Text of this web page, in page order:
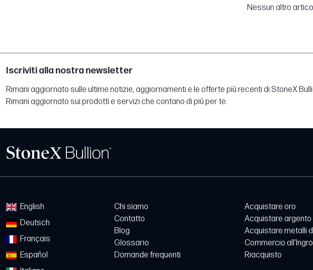
Nessun altro
Iscriviti alla nostra newsletter
Rimani aggiornato sulle ultime notizie, aggiornamenti e le offerte più recenti di StoneX
Rimani aggiornato sui prodotti e servizi che contano di più per te.
English
Deutsch
Français
Español
Chi siamo
Contatto
Blog
Glossario
Domande frequenti
Acquistare oro
Acquistare argento
Acquistare metalli
Commercio
Riacquisto